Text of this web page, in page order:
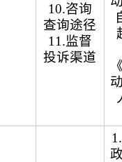
10.咨询
查询途径
11.监督
投诉渠道